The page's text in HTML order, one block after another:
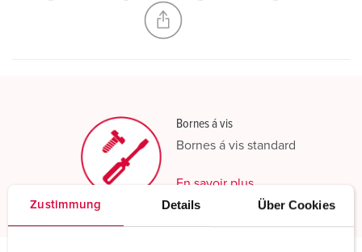
Zustimmung Details Über Cookies
CRÉER UNE NOUVELLE LISTE
Bornes á vis
Bornes á vis standard
En savoir plus